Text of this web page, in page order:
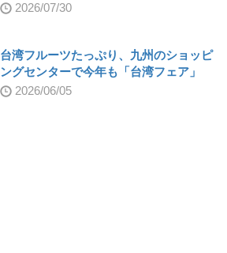
2026/07/30
台湾フルーツたっぷり、九州のショッピ
ングセンターで今年も「台湾フェア」
2026/06/05